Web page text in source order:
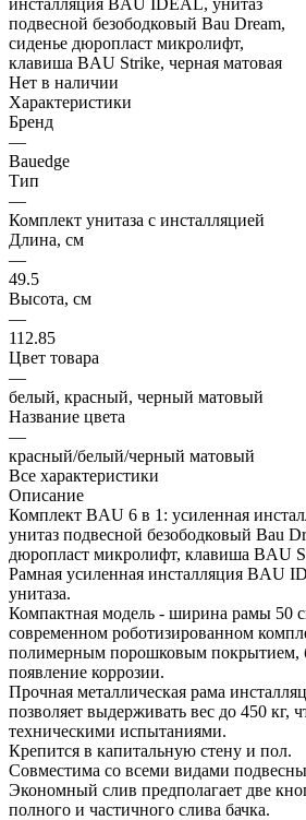
Нет в наличии
Характеристики
Бренд
—
Bauedge
Тип
—
Комплект унитаза c инсталляцией
Длина, см
—
49.5
Высота, см
—
112.85
Цвет товара
—
белый, красный, черный матовый
Название цвета
—
красный/белый/черный матовый
Все характеристики
Описание
Комплект BAU 6 в 1: усиленная
унитаз подвесной безободковый Bau
дюропласт микролифт, клавиша BAU
Рамная усиленная инсталляция BAU
унитаза.
Компактная модель - ширина рамы 50
современном роботизированном
полимерным порошковым
появление коррозии.
Прочная металлическая рама
позволяет выдерживать вес до 450 кг,
техническими испытаниями.
Крепится в капитальную стену и пол.
Совместима со всеми видами
Экономный слив предполагает две
полного и частичного слива бачка.